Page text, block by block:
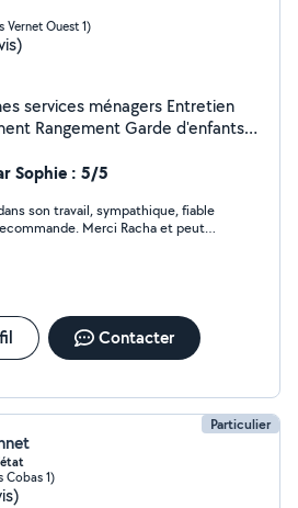
Vernet Ouest 1)
ménagers Entretien
de sérieux merci
Sophie : 5/5
son travail, sympathique, fiable
Merci Racha et peut
Contacter
Particulier
Cobas 1)